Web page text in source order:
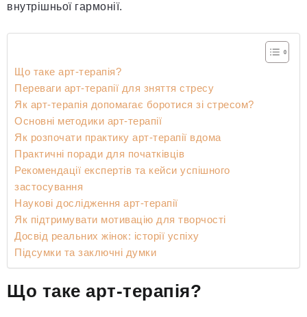
внутрішньої гармонії.
Що таке арт-терапія?
Переваги арт-терапії для зняття стресу
Як арт-терапія допомагає боротися зі стресом?
Основні методики арт-терапії
Як розпочати практику арт-терапії вдома
Практичні поради для початківців
Рекомендації експертів та кейси успішного
застосування
Наукові дослідження арт-терапії
Як підтримувати мотивацію для творчості
Досвід реальних жінок: історії успіху
Підсумки та заключні думки
Що таке арт-терапія?